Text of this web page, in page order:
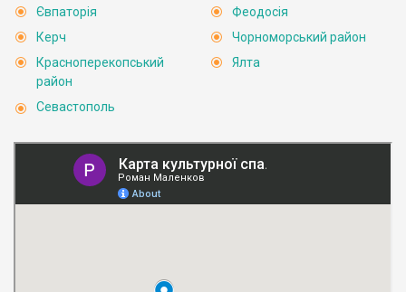
Євпаторія
Керч
Красноперекопський
район
Севастополь
Феодосія
Чорноморський район
Ялта